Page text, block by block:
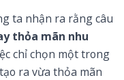
ta nhận ra rằng câu
thỏa mãn nhu
chỉ chọn một trong
ra vừa thỏa mãn